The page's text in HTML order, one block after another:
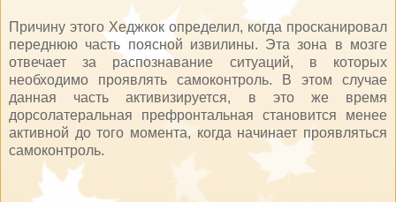
Причину этого Хеджкок определил, когда просканировал
переднюю часть поясной извилины. Эта зона в мозге
отвечает за распознавание ситуаций, в которых
необходимо проявлять самоконтроль. В этом случае
данная часть активизируется, в это же время
дорсолатеральная префронтальная становится менее
активной до того момента, когда начинает проявляться
самоконтроль.